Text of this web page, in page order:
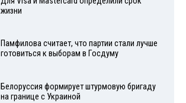
жизни
Памфилова считает, что партии стали лучше
готовиться к выборам в Госдуму
Белоруссия формирует штурмовую бригаду
на границе с Украиной